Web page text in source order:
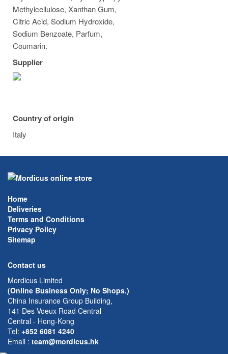
Methylcellulose, Xanthan Gum,
Citric Acid, Sodium Hydroxide,
Sodium Benzoate, Parfum,
Coumarin.
Supplier
Country of origin
Italy
Home
Deliveries
Terms and Conditions
Privacy Policy
Sitemap
Contact us
Mordicus Limited
(Online Business Only; No Shops.)
China Insurance Group Building,
141 Des Voeux Road Central
Central - Hong-Kong
Tel: +852 6081 4240
Email : team@mordicus.hk